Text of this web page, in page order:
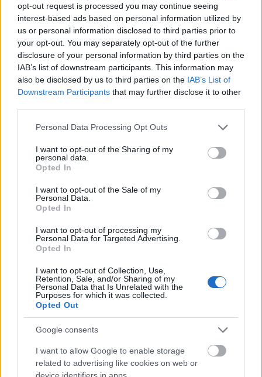
opt-out request is processed you may continue seeing
interest-based ads based on personal information utilized by
us or personal information disclosed to third parties prior to
your opt-out. You may separately opt-out of the further
disclosure of your personal information by third parties on the
IAB’s list of downstream participants. This information may
also be disclosed by us to third parties on the IAB’s List of
Downstream Participants that may further disclose it to other
Please note that this website/app uses one or more Google
not limited to your visit or usage behaviour. You may click to
grant or deny consent to Google and its third-party tags to
use your data for below specified purposes in below Google
consent section.
Personal Data Processing Opt Outs
I want to opt-out of the Sharing of my
personal data.
Opted In
I want to opt-out of the Sale of my
Personal Data.
Opted In
I want to opt-out of processing my
Personal Data for Targeted Advertising.
Opted In
I want to opt-out of Collection, Use,
Retention, Sale, and/or Sharing of my
Personal Data that Is Unrelated with the
Purposes for which it was collected.
Opted Out
Google consents
I want to allow Google to enable storage
related to advertising like cookies on web or
device identifiers in apps.
Η λειτουργία του βασίζεται στην αποθήκευση
ενέργειας μέσω νερού. Όταν η ζήτηση ηλεκτρικής
ενέργειας είναι αυξημένη, το νερό διοχετεύεται για
την παραγωγή ρεύματος. Αντίθετα, όταν υπάρχει
πλεόνασμα ενέργειας από ανανεώσιμες πηγές,
όπως η αιολική και η ηλιακή, το νερό αντλείται εκ
νέου προς τα ανώτερα επίπεδα των δεξαμενών,
λειτουργώντας ουσιαστικά ως μια γιγαντιαία
Η ολοκλήρωση του έργου Snowy 2.0 αναμένεται
σημασίας για την ενίσχυση της ενεργειακής
ασφάλειας και της αξιοποίησης των ανανεώσιμων
πηγών ενέργειας στην Αυστραλία.